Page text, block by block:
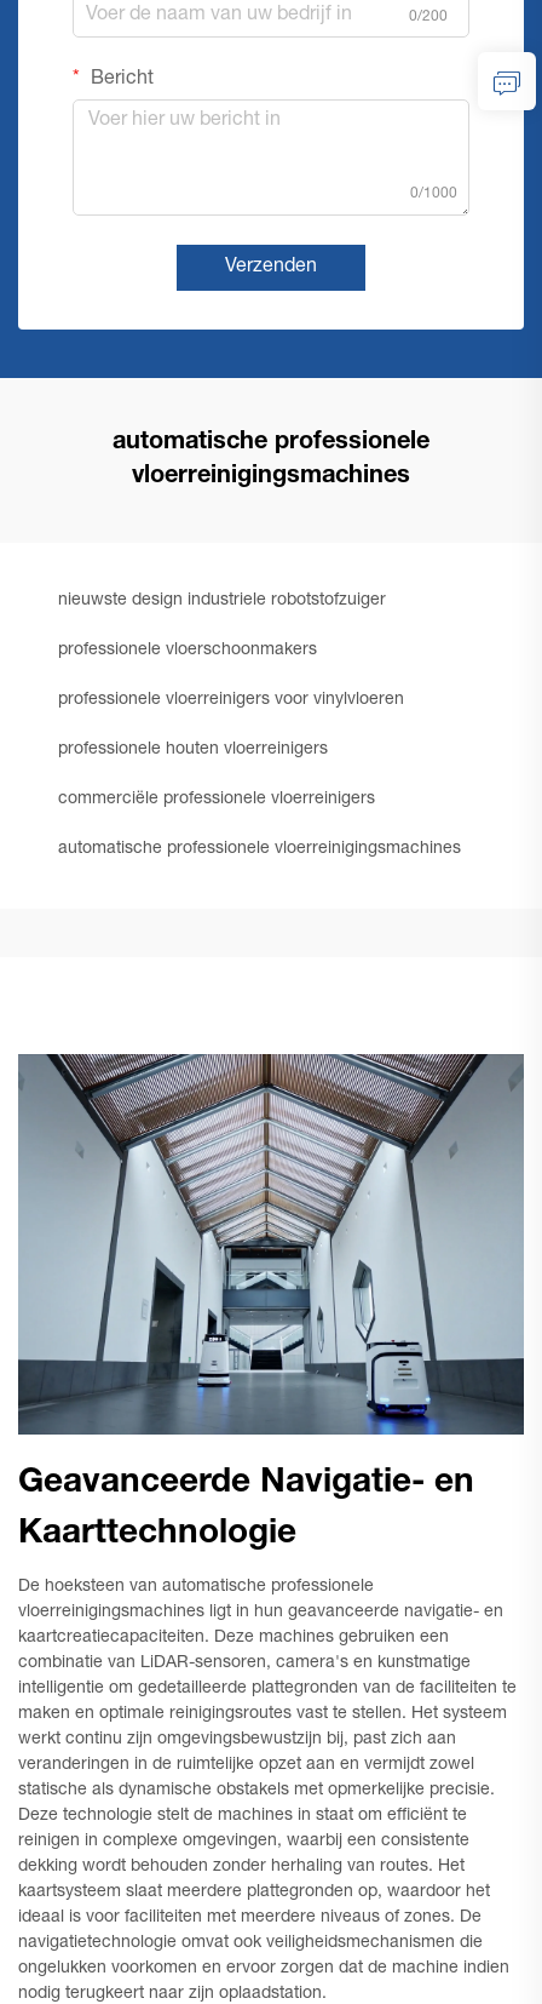
0/200
Bericht
0/1000
Verzenden
automatische professionele
vloerreinigingsmachines
nieuwste design industriele robotstofzuiger
professionele vloerschoonmakers
professionele vloerreinigers voor vinylvloeren
professionele houten vloerreinigers
commerciële professionele vloerreinigers
automatische professionele vloerreinigingsmachines
Geavanceerde Navigatie- en
Kaarttechnologie
De hoeksteen van automatische professionele
vloerreinigingsmachines ligt in hun geavanceerde navigatie- en
kaartcreatiecapaciteiten. Deze machines gebruiken een
combinatie van LiDAR-sensoren, camera's en kunstmatige
intelligentie om gedetailleerde plattegronden van de faciliteiten te
maken en optimale reinigingsroutes vast te stellen. Het systeem
werkt continu zijn omgevingsbewustzijn bij, past zich aan
veranderingen in de ruimtelijke opzet aan en vermijdt zowel
statische als dynamische obstakels met opmerkelijke precisie.
Deze technologie stelt de machines in staat om efficiënt te
reinigen in complexe omgevingen, waarbij een consistente
dekking wordt behouden zonder herhaling van routes. Het
kaartsysteem slaat meerdere plattegronden op, waardoor het
ideaal is voor faciliteiten met meerdere niveaus of zones. De
navigatietechnologie omvat ook veiligheidsmechanismen die
ongelukken voorkomen en ervoor zorgen dat de machine indien
nodig terugkeert naar zijn oplaadstation.